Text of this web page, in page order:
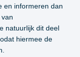
en informeren dan
natuurlijk dit deel
hiermee de